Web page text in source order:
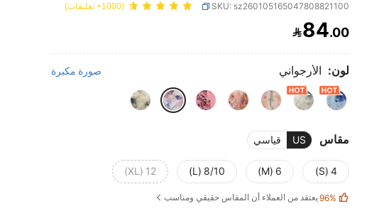
SKU: sz260105165047808821100 (1000+ تعليقات)
PRICE AND AVAILABILITY
84.00
لون: الأرجواني صورة مكبرة
مقاس US قياسي
4 (S)
6 (M)
8/10 (L)
12 (XL)
96%يعتقد من العملاء أن المقاس حقيقي ومناسب